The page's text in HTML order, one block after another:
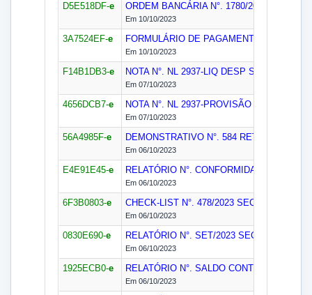
D5E518DF-e ORDEM BANCÁRIA N°. 1780/2023
Em 10/10/2023
3A7524EF-e FORMULÁRIO DE PAGAMENTO N°. 1780/
Em 10/10/2023
F14B1DB3-e NOTA N°. NL 2937-LIQ DESP SETEMBRO/
Em 07/10/2023
4656DCB7-e NOTA N°. NL 2937-PROVISÃO
Em 07/10/2023
56A4985F-e DEMONSTRATIVO N°. 584 RETENÇÃO DE
Em 06/10/2023
E4E91E45-e RELATÓRIO N°. CONFORMIDADE DE
Em 06/10/2023
6F3B0803-e CHECK-LIST N°. 478/2023 SECOF
Em 06/10/2023
0830E690-e RELATÓRIO N°. SET/2023 SECON
Em 06/10/2023
1925ECB0-e RELATÓRIO N°. SALDO CONTRATUAL
Em 06/10/2023